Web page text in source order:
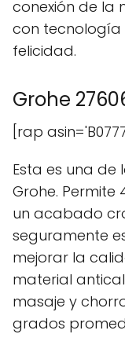
conexión de la
con
felicidad.
Grohe
[rap
Esta es una
Grohe. Permite
un acabado
seguramente
mejorar la
material
masaje y
grados